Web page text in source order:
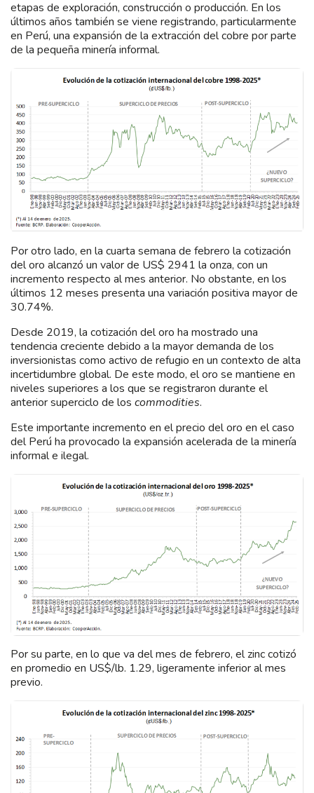
etapas de exploración, construcción o producción. En los
últimos años también se viene registrando, particularmente
en Perú, una expansión de la extracción del cobre por parte
de la pequeña minería informal.
Por otro lado, en la cuarta semana de febrero la cotización
del oro alcanzó un valor de US$ 2941 la onza, con un
incremento respecto al mes anterior. No obstante, en los
últimos 12 meses presenta una variación positiva mayor de
30.74%.
Desde 2019, la cotización del oro ha mostrado una
tendencia creciente debido a la mayor demanda de los
inversionistas como activo de refugio en un contexto de alta
incertidumbre global. De este modo, el oro se mantiene en
niveles superiores a los que se registraron durante el
anterior superciclo de los commodities.
Este importante incremento en el precio del oro en el caso
del Perú ha provocado la expansión acelerada de la minería
informal e ilegal.
Por su parte, en lo que va del mes de febrero, el zinc cotizó
en promedio en US$/lb. 1.29, ligeramente inferior al mes
previo.